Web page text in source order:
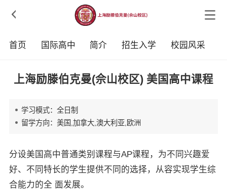

首页 国际高中 简介 招生入学 校园风采
上海励滕伯克曼(佘山校区) 美国高中课程
学习模式：全日制
留学方向：美国,加拿大,澳大利亚,欧洲
分设美国高中普通类别课程与AP课程，为不同兴趣爱
好、不同特长的学生提供不同的选择，从容实现学生综
合能力的全 面发展。